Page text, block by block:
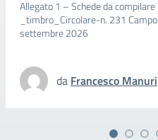
Allegato 1 – Schede da
_timbro_Circolare-n. 231
settembre 2026
da Francesco Manuri